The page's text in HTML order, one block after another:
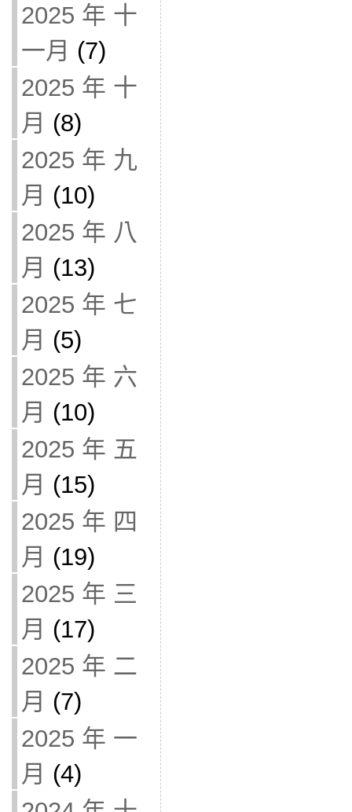
2025 年 十
一月 (7)
2025 年 十
月 (8)
2025 年 九
月 (10)
2025 年 八
月 (13)
2025 年 七
月 (5)
2025 年 六
月 (10)
2025 年 五
月 (15)
2025 年 四
月 (19)
2025 年 三
月 (17)
2025 年 二
月 (7)
2025 年 一
月 (4)